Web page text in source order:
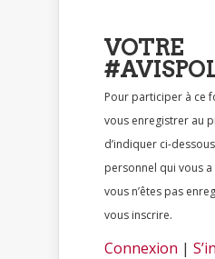
VOTRE
Pour participer à ce forum, vous devez
vous enregistrer au
d’indiquer ci-
personnel qui vous a été fourni. Si
vous n’êtes pas
vous inscrire.
Connexion |